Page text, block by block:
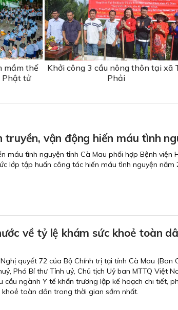
mầm thế
Phật tử
Khởi công 3 cầu nông thôn tại xã
Phải
truyền, vận động hiến máu tình
máu tình nguyện tỉnh Cà Mau phối hợp Bệnh viện
lớp tập huấn công tác hiến máu tình nguyện năm
về tỷ lệ khám sức khoẻ toàn
quyết 72 của Bộ Chính trị tại tỉnh Cà Mau (Ban
Phó Bí thư Tỉnh uỷ, Chủ tịch Uỷ ban MTTQ Việt
cầu ngành Y tế khẩn trương lập kế hoạch chi tiết,
toàn dân trong thời gian sớm nhất.